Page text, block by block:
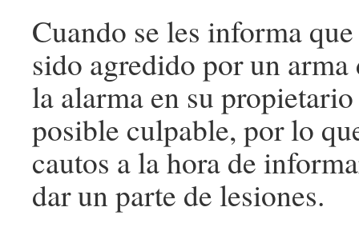
Cuando se les informa
sido agredido por un
la alarma en su
posible culpable, por lo
cautos a la hora de
dar un parte de lesiones.